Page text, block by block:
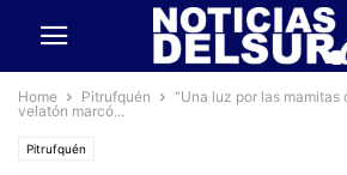
Home Pitrufquén
“Una luz por las mamitas
velatón marcó...
Pitrufquén